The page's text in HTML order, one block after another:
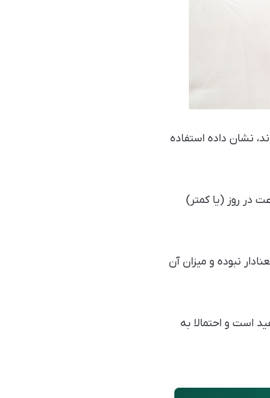
با سن ۵۰ الی ۶۵ سال شرکت کرده‌اند، نشان داده استفاده
داده سالمندانی که از اینترنت به صورت منظم و به مدت حدود ۲ ساعت در روز (یا کمتر)
نبوده و میزان آن
است و احتمالا به